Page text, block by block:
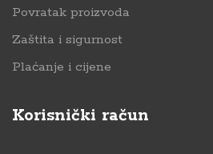
Povratak proizvoda
Zaštita i sigurnost
Plaćanje i cijene
Korisnički račun